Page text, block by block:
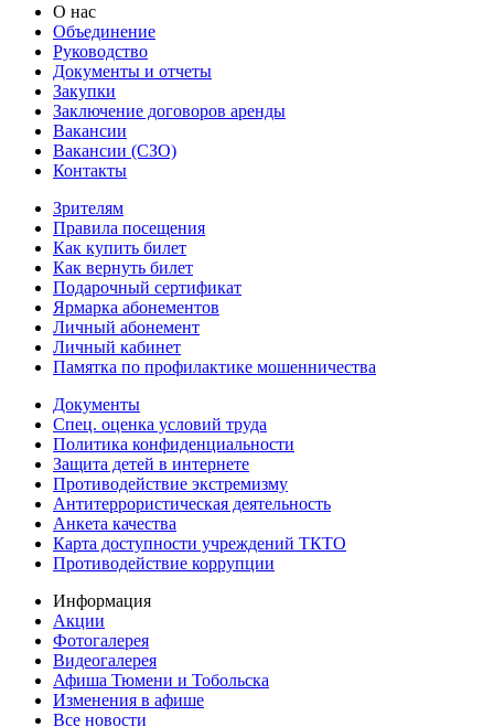
О нас
Объединение
Руководство
Документы и отчеты
Закупки
Заключение договоров аренды
Вакансии
Вакансии (СЗО)
Контакты
Зрителям
Правила посещения
Как купить билет
Как вернуть билет
Подарочный сертификат
Ярмарка абонементов
Личный абонемент
Личный кабинет
Памятка по профилактике мошенничества
Документы
Спец. оценка условий труда
Политика конфиденциальности
Защита детей в интернете
Противодействие экстремизму
Антитеррористическая деятельность
Анкета качества
Карта доступности учреждений ТКТО
Противодействие коррупции
Информация
Акции
Фотогалерея
Видеогалерея
Афиша Тюмени и Тобольска
Изменения в афише
Все новости